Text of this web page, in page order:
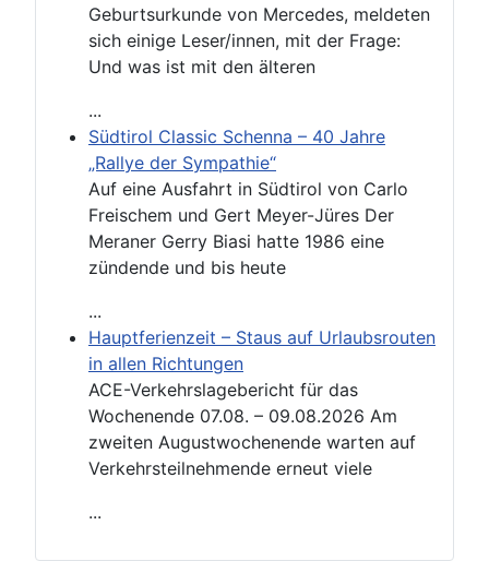
Geburtsurkunde von Mercedes, meldeten
sich einige Leser/innen, mit der Frage:
Und was ist mit den älteren
...
Südtirol Classic Schenna – 40 Jahre
„Rallye der Sympathie“
Auf eine Ausfahrt in Südtirol von Carlo
Freischem und Gert Meyer-Jüres Der
Meraner Gerry Biasi hatte 1986 eine
zündende und bis heute
...
Hauptferienzeit – Staus auf Urlaubsrouten
in allen Richtungen
ACE-Verkehrslagebericht für das
Wochenende 07.08. – 09.08.2026 Am
zweiten Augustwochenende warten auf
Verkehrsteilnehmende erneut viele
...